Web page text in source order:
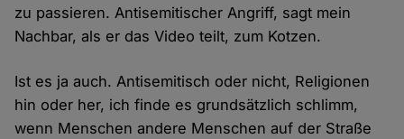
zu passieren. Antisemitischer Angriff, sagt mein
Nachbar, als er das Video teilt, zum Kotzen.
Ist es ja auch. Antisemitisch oder nicht, Religionen
hin oder her, ich finde es grundsätzlich schlimm,
wenn Menschen andere Menschen auf der Straße